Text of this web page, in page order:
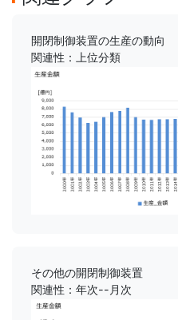
開閉制御装置の生産の動向
関連性：上位分類
その他の開閉制御装置
関連性：年次--月次